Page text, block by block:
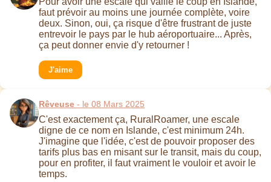
faut prévoir au moins une journée complète, voire
deux. Sinon, oui, ça risque d'être frustrant de juste
entrevoir le pays par le hub aéroportuaire... Après,
ça peut donner envie d'y retourner !
J'aime
Rêveuse - le 08 Mars 2025
C'est exactement ça, RuralRoamer, une escale
digne de ce nom en Islande, c'est minimum 24h.
J'imagine que l'idée, c'est de pouvoir proposer des
tarifs plus bas en misant sur le transit, mais du coup,
pour en profiter, il faut vraiment le vouloir et avoir le
temps.